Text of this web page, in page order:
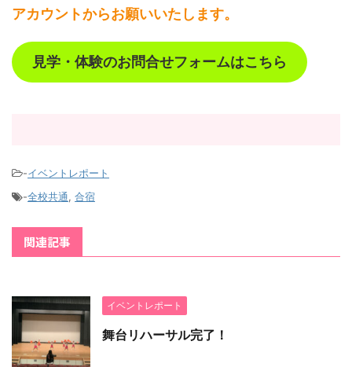
アカウントからお願いいたします。
見学・体験のお問合せフォームはこちら
-イベントレポート
-全校共通, 合宿
関連記事
イベントレポート
舞台リハーサル完了！